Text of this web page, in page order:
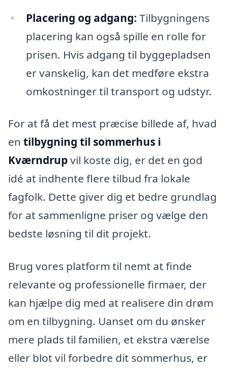
Placering og adgang: Tilbygningens
placering kan også spille en rolle for
prisen. Hvis adgang til byggepladsen
er vanskelig, kan det medføre ekstra
omkostninger til transport og udstyr.
For at få det mest præcise billede af, hvad
en tilbygning til sommerhus i
Kværndrupvil koste dig, er det en god
idé at indhente flere tilbud fra lokale
fagfolk. Dette giver dig et bedre grundlag
for at sammenligne priser og vælge den
bedste løsning til dit projekt.
Brug vores platform til nemt at finde
relevante og professionelle firmaer, der
kan hjælpe dig med at realisere din drøm
om en tilbygning. Uanset om du ønsker
mere plads til familien, et ekstra værelse
eller blot vil forbedre dit sommerhus, er